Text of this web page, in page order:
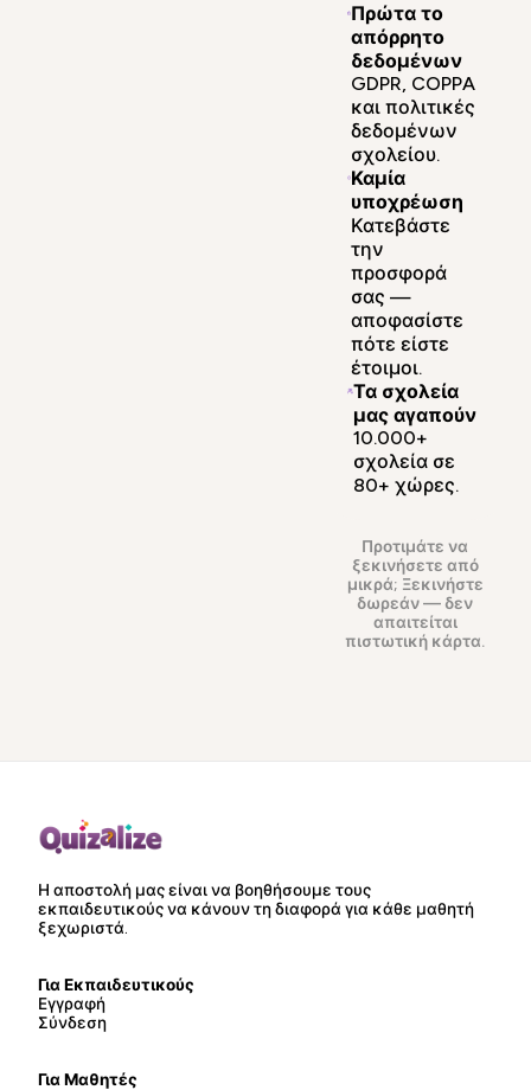
Πρώτα το
απόρρητο
δεδομένων
GDPR, COPPA
και πολιτικές
δεδομένων
σχολείου.
Καμία
υποχρέωση
Κατεβάστε
την
προσφορά
σας —
αποφασίστε
πότε είστε
έτοιμοι.
Τα σχολεία
μας αγαπούν
10.000+
σχολεία σε
80+ χώρες.
Προτιμάτε να
ξεκινήσετε από
μικρά; Ξεκινήστε
δωρεάν— δεν
απαιτείται
πιστωτική κάρτα.
Η αποστολή μας είναι να βοηθήσουμε τους
εκπαιδευτικούς να κάνουν τη διαφορά για κάθε μαθητή
ξεχωριστά.
Για Εκπαιδευτικούς
Εγγραφή
Σύνδεση
Για Μαθητές